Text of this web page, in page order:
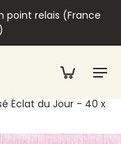
point relais (France
Éclat du Jour - 40 x